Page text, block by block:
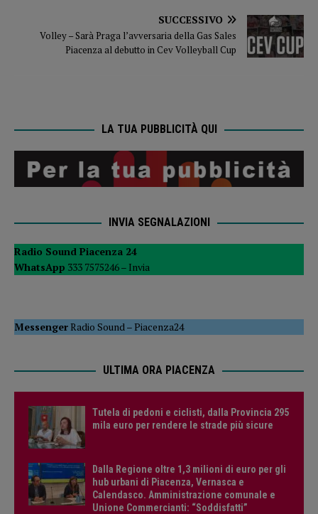
SUCCESSIVO
Volley – Sarà Praga l’avversaria della Gas Sales
Piacenza al debutto in Cev Volleyball Cup
LA TUA PUBBLICITÀ QUI
INVIA SEGNALAZIONI
Radio Sound Piacenza 24
WhatsApp 333 7575246 – Invia
MessengerRadio Sound –Piacenza24
ULTIMA ORA PIACENZA
Tutela di pedoni e ciclisti, dalla Provincia 295
mila euro per rendere le strade più sicure
Dalla Regione oltre 1,3 milioni di euro per gli
hub urbani di Piacenza, Vernasca e
Calendasco. Amministrazione comunale e
Unione Commercianti: “Soddisfatti”